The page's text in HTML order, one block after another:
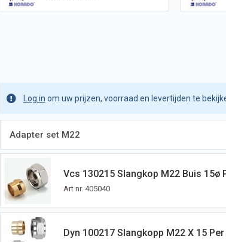
Log in om uw prijzen, voorraad en levertijden te
Adapter set M22
Vcs 130215 Slangkop M22 Buis 15ø
Art nr. 405040
Dyn 100217 Slangkopp M22 X 15